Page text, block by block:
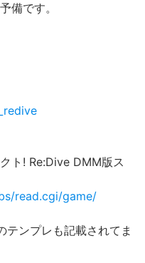
備です。
ト! Re:Dive DMM版ス
read.cgi/game/
テンプレも記載されてま